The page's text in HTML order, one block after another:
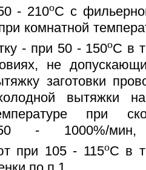
- 210oС с
комнатной
- при 50 - 150oС в
не
заготовки
вытяжки
при
- 1000%/
при 105 - 115oС в